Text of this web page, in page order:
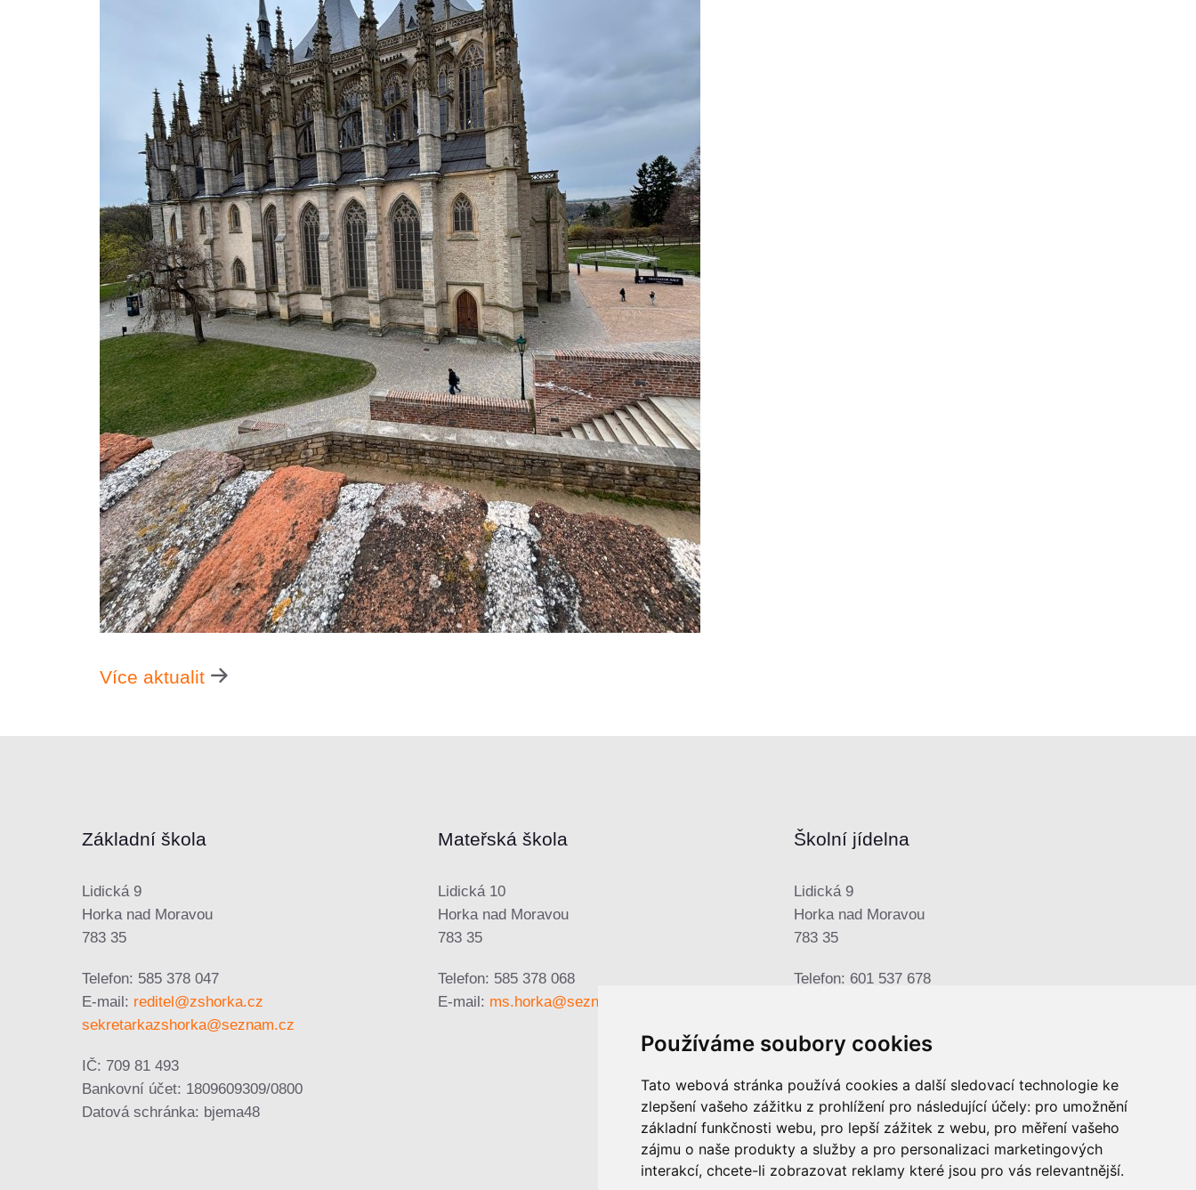
Používáme soubory cookies
Tato webová stránka používá cookies a další sledovací technologie ke
zlepšení vašeho zážitku z prohlížení pro následující účely: pro umožnění
základní funkčnosti webu, pro lepší zážitek z webu, pro měření vašeho
zájmu o naše produkty a služby a pro personalizaci marketingových
interakcí, chcete-li zobrazovat reklamy které jsou pro vás relevantnější.
Více aktualit
Základní škola
Lidická 9
Horka nad Moravou
783 35
Telefon: 585 378 047
E-mail: reditel@zshorka.cz
sekretarkazshorka@seznam.cz
IČ: 709 81 493
Bankovní účet: 1809609309/0800
Datová schránka: bjema48
Mateřská škola
Lidická 10
Horka nad Moravou
783 35
Telefon: 585 378 068
E-mail: ms.horka@seznam.cz
Školní jídelna
Lidická 9
Horka nad Moravou
783 35
Telefon: 601 537 678